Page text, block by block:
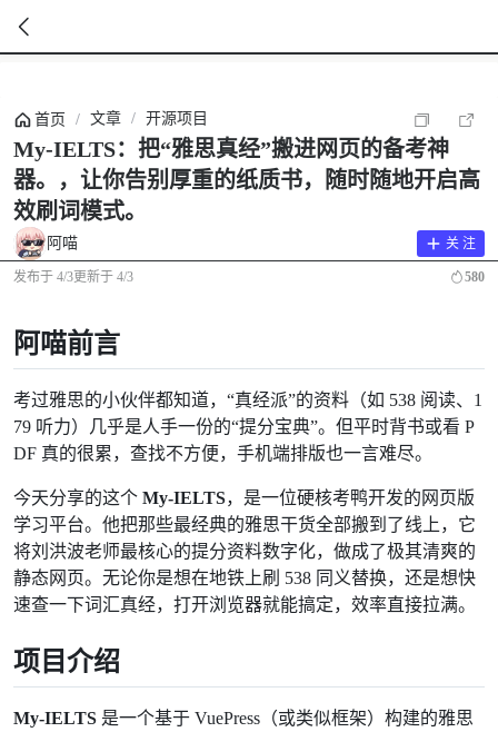
首页 / 文章 / 开源项目
My-IELTS：把“雅思真经”搬进网页的备考神
器。，让你告别厚重的纸质书，随时随地开启高
效刷词模式。
阿喵 关 注
发布于 4/3更新于 4/3 580
阿喵前言
考过雅思的小伙伴都知道，“真经派”的资料（如 538 阅读、1
79 听力）几乎是人手一份的“提分宝典”。但平时背书或看 P
DF 真的很累，查找不方便，手机端排版也一言难尽。
今天分享的这个 My-IELTS，是一位硬核考鸭开发的网页版
学习平台。他把那些最经典的雅思干货全部搬到了线上，它
将刘洪波老师最核心的提分资料数字化，做成了极其清爽的
静态网页。无论你是想在地铁上刷 538 同义替换，还是想快
速查一下词汇真经，打开浏览器就能搞定，效率直接拉满。
项目介绍
My-IELTS 是一个基于 VuePress（或类似框架）构建的雅思